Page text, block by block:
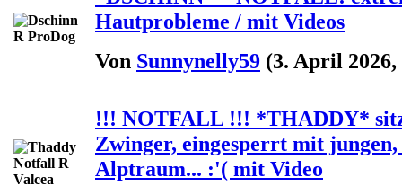
Hautprobleme / mit Videos
Von Sunnynelly59 (3. April 2026,
!!! NOTFALL !!! *THADDY*
Zwinger, eingesperrt mit
Alptraum... :'( mit Video